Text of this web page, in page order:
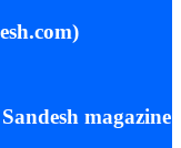
magazine